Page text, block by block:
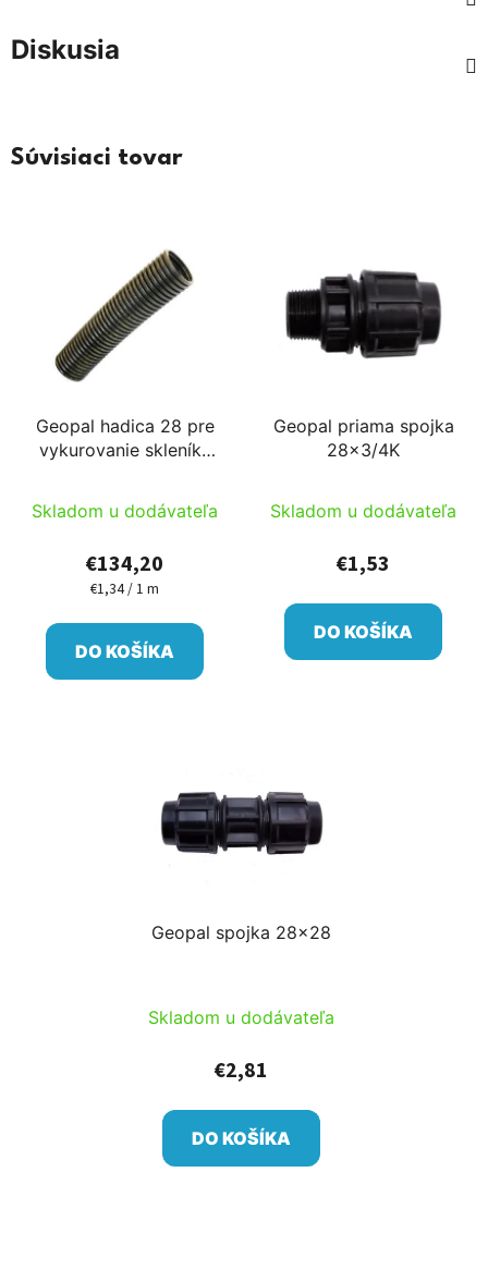
Diskusia
Súvisiaci tovar
Geopal hadica 28 pre
vykurovanie skleníka
Skladom u dodávateľa
€134,20
Jednotková
€1,34 / 1 m
DO KOŠÍKA
Geopal priama spojka
28x3/4K
Skladom u dodávateľa
€1,53
DO KOŠÍKA
Geopal spojka 28x28
Skladom u dodávateľa
€2,81
DO KOŠÍKA